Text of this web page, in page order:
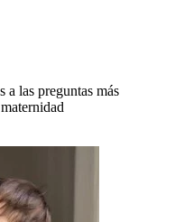
a las preguntas más